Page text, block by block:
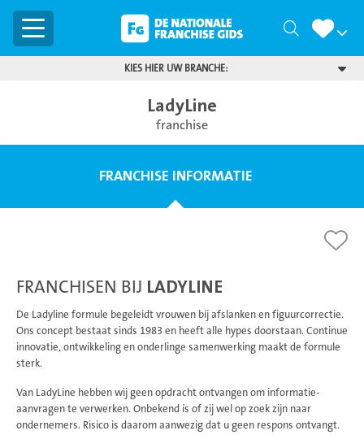
Menu Zoeken
KIES HIER UW BRANCHE:
LadyLine
franchise
FRANCHISE INFORMATIE
FRANCHISEN BIJ LADYLINE
De Ladyline formule begeleidt vrouwen bij afslanken en figuurcorrectie.
Ons concept bestaat sinds 1983 en heeft alle hypes doorstaan. Continue
innovatie, ontwikkeling en onderlinge samenwerking maakt de formule
sterk.
Van LadyLine hebben wij geen opdracht ontvangen om informatie-
aanvragen te verwerken. Onbekend is of zij wel op zoek zijn naar
ondernemers. Risico is daarom aanwezig dat u geen respons ontvangt.